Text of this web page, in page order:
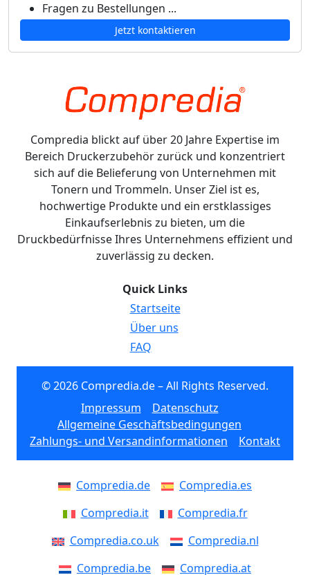
Fragen zu Bestellungen ...
Jetzt kontaktieren
Compredia blickt auf über 20 Jahre Expertise im
Bereich Druckerzubehör zurück und konzentriert
sich auf die Belieferung von Unternehmen mit
Tonern und Trommeln. Unser Ziel ist es,
hochwertige Produkte und ein erstklassiges
Einkaufserlebnis zu bieten, um die
Druckbedürfnisse Ihres Unternehmens effizient und
zuverlässig zu decken.
Quick Links
Startseite
Über uns
FAQ
© 2026 Compredia.de – All Rights Reserved.
Impressum
Datenschutz
Allgemeine Geschäftsbedingungen
Zahlungs- und Versandinformationen
Kontakt
Compredia.de
Compredia.es
Compredia.it
Compredia.fr
Compredia.co.uk
Compredia.nl
Compredia.be
Compredia.at